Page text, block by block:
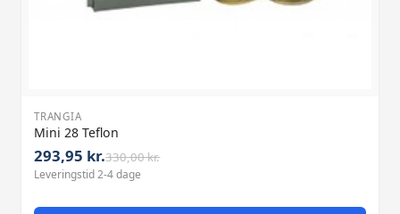
TRANGIA
Mini 28 Teflon
293,95 kr.330,00 kr.
Leveringstid 2-4 dage